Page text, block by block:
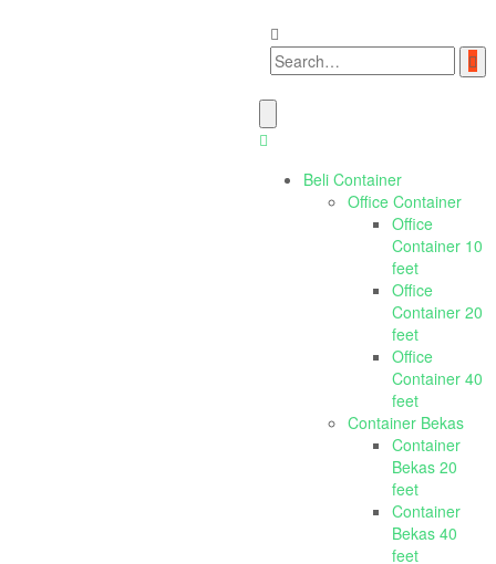
Beli Container
Office Container
Office
Container 10
feet
Office
Container 20
feet
Office
Container 40
feet
Container Bekas
Container
Bekas 20
feet
Container
Bekas 40
feet